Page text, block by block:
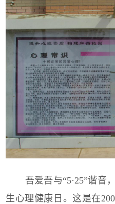
吾爱吾与“5·25”谐音
生心理健康日。这是在